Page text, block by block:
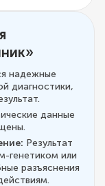
надежные
диагностики,
данные
Результат
генетиком или
разъяснения